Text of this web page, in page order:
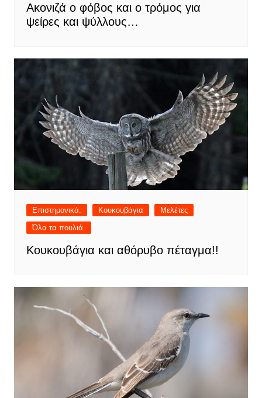
Ακονιζά ο φόβος και ο τρόμος για
ψείρες και ψύλλους…
Επιστημονικά. Κουκουβάγια
Μελέτες
Όλα τα πουλιά.
Κουκουβάγια και αθόρυβο πέταγμα!!